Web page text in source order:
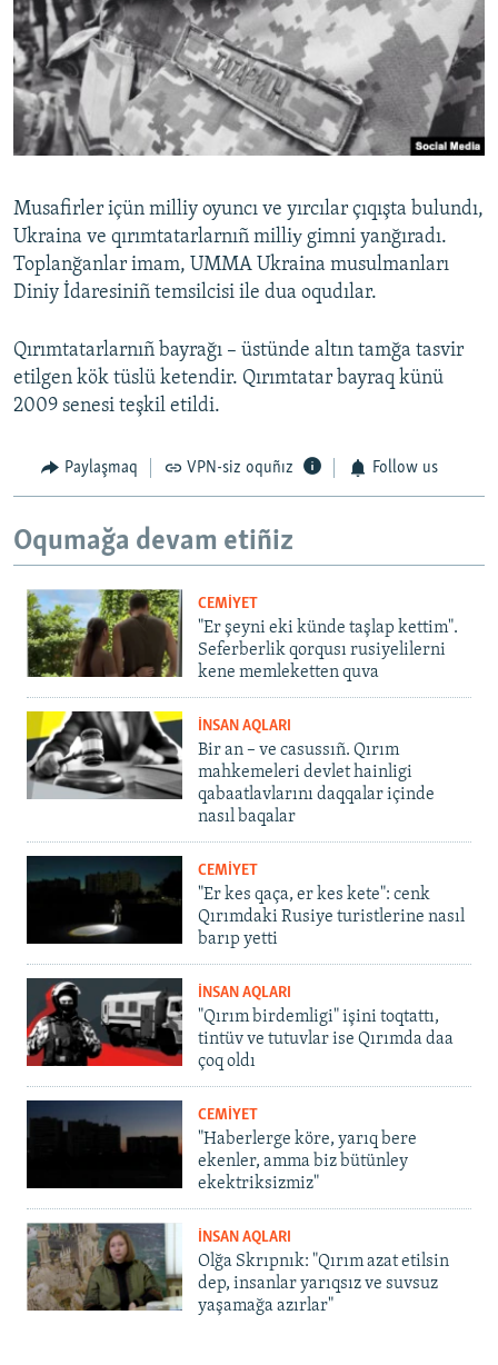
Musafirler içün milliy oyuncı ve yırcılar çıqışta bulundı,
Ukraina ve qırımtatarlarnıñ milliу gimni yanğıradı.
Toplanğanlar imam, UMMA Ukraina musulmanları
Diniy İdaresiniñ temsilcisi ile dua oqudılar.
Qırımtatarlarnıñ bayrağı – üstünde altın tamğa tasvir
etilgen kök tüslü ketendir. Qırımtatar bayraq künü
2009 senesi teşkil etildi.
Paylaşmaq VPN-siz oquñız Follow us
Oqumağa devam etiñiz
CEMİYET
"Er şeyni eki künde taşlap kettim".
Seferberlik qorqusı rusiyelilerni
kene memleketten quva
İNSAN AQLARI
Bir an – ve casussıñ. Qırım
mahkemeleri devlet hainligi
qabaatlavlarını daqqalar içinde
nasıl baqalar
CEMİYET
"Er kes qaça, er kes kete": cenk
Qırımdaki Rusiye turistlerine nasıl
barıp yetti
İNSAN AQLARI
"Qırım birdemligi" işini toqtattı,
tintüv ve tutuvlar ise Qırımda daa
çoq oldı
CEMİYET
"Haberlerge köre, yarıq bere
ekenler, amma biz bütünley
ekektriksizmiz"
İNSAN AQLARI
Olğa Skrıpnık: "Qırım azat etilsin
dep, insanlar yarıqsız ve suvsuz
yaşamağa azırlar"